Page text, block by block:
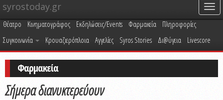
syrostoday.gr
Θέατρο Κινηματογράφος Εκδηλώσεις/Events Φαρμακεία
Πληροφορίες
Συγκοινωνία
Κρουαζιερόπλοια Αγγελίες Syros Stories Δι@ύγεια Livescore
Φαρμακεία
Σήμερα διανυκτερεύουν